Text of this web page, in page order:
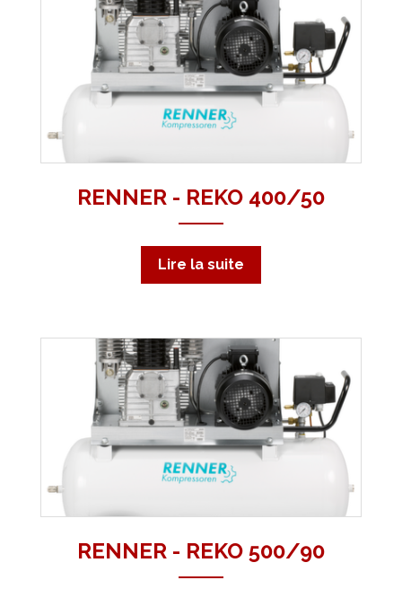
RENNER - REKO 400/50
Lire la suite
RENNER - REKO 500/90